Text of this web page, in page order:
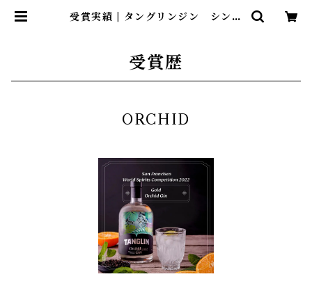
受賞実績 | タングリンジン シンガ
受賞歴
ORCHID